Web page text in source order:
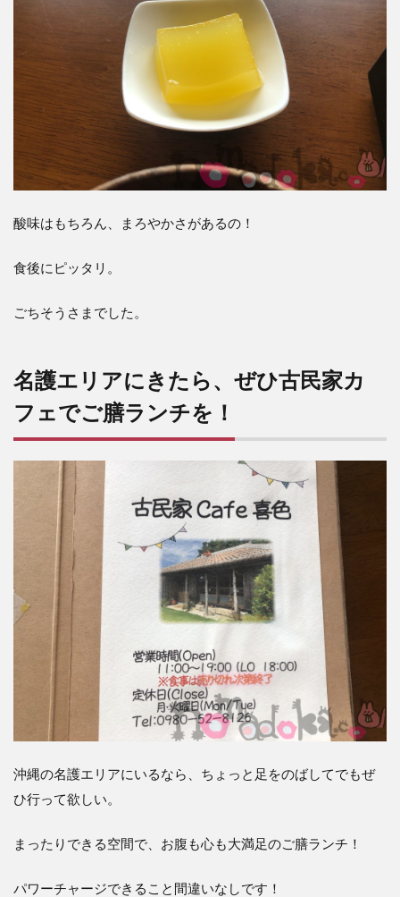
酸味はもちろん、まろやかさがあるの！
食後にピッタリ。
ごちそうさまでした。
名護エリアにきたら、ぜひ古民家カ
フェでご膳ランチを！
沖縄の名護エリアにいるなら、ちょっと足をのばしてでもぜ
ひ行って欲しい。
まったりできる空間で、お腹も心も大満足のご膳ランチ！
パワーチャージできること間違いなしです！